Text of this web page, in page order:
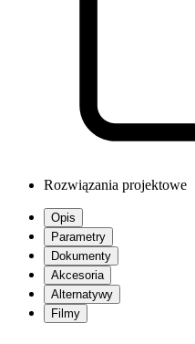
Rozwiązania projektowe
Opis
Parametry
Dokumenty
Akcesoria
Alternatywy
Filmy